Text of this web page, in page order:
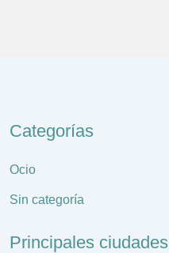
Categorías
Ocio
Sin categoría
Principales ciudades